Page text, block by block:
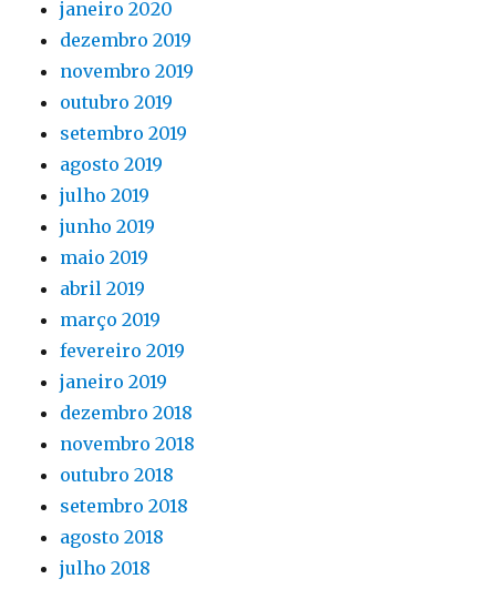
janeiro 2020
dezembro 2019
novembro 2019
outubro 2019
setembro 2019
agosto 2019
julho 2019
junho 2019
maio 2019
abril 2019
março 2019
fevereiro 2019
janeiro 2019
dezembro 2018
novembro 2018
outubro 2018
setembro 2018
agosto 2018
julho 2018